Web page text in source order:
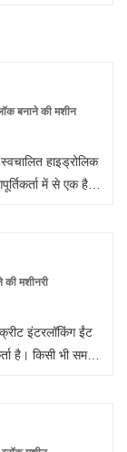
बनाने की मशीन
हाइड्रोलिक
में से एक है।
मशीनरी
इंटरलॉकिंग ईंट
है। किसी भी समय
है।